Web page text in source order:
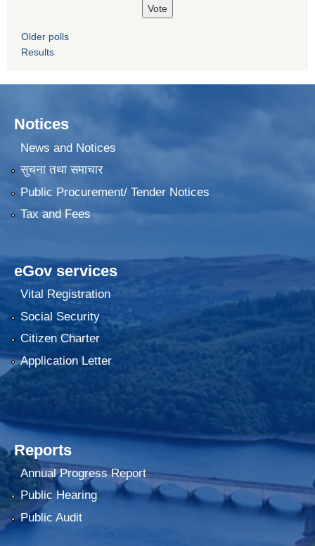
Older polls
Results
Notices
News and Notices
सुचना तथा समाचार
Public Procurement/ Tender Notices
Tax and Fees
eGov services
Vital Registration
Social Security
Citizen Charter
Application Letter
Reports
Annual Progress Report
Public Hearing
Public Audit